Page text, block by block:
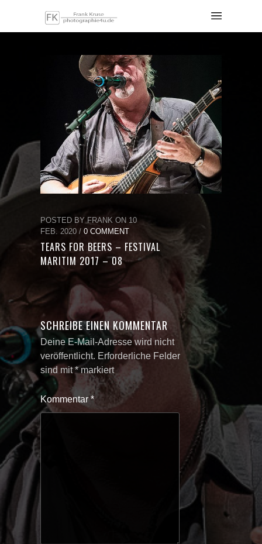
POSTED BY FRANK ON 10
FEB. 2020 / 0 COMMENT
TEARS FOR BEERS – FESTIVAL
MARITIM 2017 – 08
SCHREIBE EINEN KOMMENTAR
Deine E-Mail-Adresse wird nicht
veröffentlicht. Erforderliche Felder
sind mit*markiert
Kommentar*